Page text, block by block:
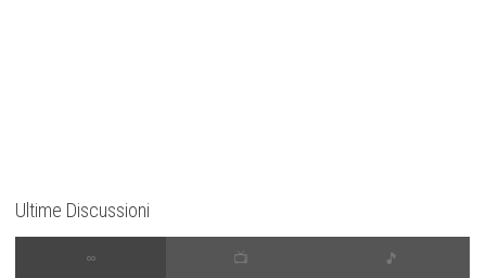
Ultime Discussioni
∞ 📺 🎵